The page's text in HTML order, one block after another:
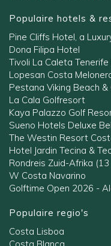
Populaire hotels &
Pine Cliffs Hotel, a
Dona Filipa Hotel
Tivoli La Caleta
Lopesan Costa
Pestana Viking Beach
La Cala Golfresort
Kaya Palazzo Golf
Sueno Hotels Deluxe
The Westin Resort
Hotel Jardin Tecina &
Rondreis Zuid-Afrika
W Costa Navarino
Golftime Open 2026 -
Populaire regio's
Costa Lisboa
Costa Blanca